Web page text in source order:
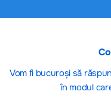
Vom fi bucuroși să
în modul